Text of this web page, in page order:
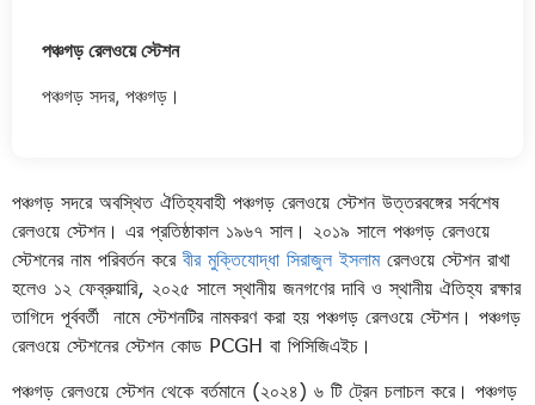
পঞ্চগড় রেলওয়ে স্টেশন
পঞ্চগড় সদর, পঞ্চগড়।
পঞ্চগড় সদরে অবস্থিত ঐতিহ্যবাহী পঞ্চগড় রেলওয়ে স্টেশন উত্তরবঙ্গের সর্বশেষ
রেলওয়ে স্টেশন। এর প্রতিষ্ঠাকাল ১৯৬৭ সাল। ২০১৯ সালে পঞ্চগড় রেলওয়ে
স্টেশনের নাম পরিবর্তন করেবীর মুক্তিযোদ্ধা সিরাজুল ইসলামরেলওয়ে স্টেশন রাখা
হলেও ১২ ফেব্রুয়ারি, ২০২৫ সালে স্থানীয় জনগণের দাবি ও স্থানীয় ঐতিহ্য রক্ষার
তাগিদে পূর্ববর্তী নামে স্টেশনটির নামকরণ করা হয় পঞ্চগড় রেলওয়ে স্টেশন। পঞ্চগড়
রেলওয়ে স্টেশনের স্টেশন কোড PCGH বা পিসিজিএইচ।
পঞ্চগড় রেলওয়ে স্টেশন থেকে বর্তমানে (২০২৪) ৬ টি ট্রেন চলাচল করে। পঞ্চগড়